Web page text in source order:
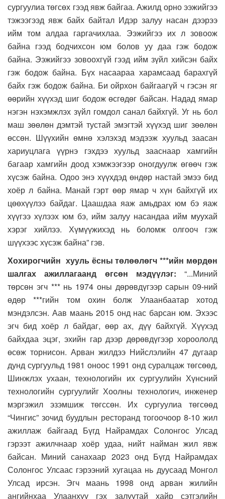
сургуулиа төгсөх гээд явж байгаа. Ажилд орно ээжийгээ
тэжээгээд явж байх байтал Идэр залуу насан дээрээ
ийм том алдаа гаргачихлаа. Ээжийгээ их л зовоож
байна гээд бодчихсон юм болов уу даа гэж бодож
байна. Ээжийгээ зовоохгүй гээд ийм зүйл хийсэн байх
гэж бодож байна. Бүх насаараа харамсаад барахгүй
байх гэж бодож байна. Би ойрхон байгаагүй ч гэсэн яг
өөрийн хүүхэд шиг бодож өсгөдөг байсан. Надад ямар
нэгэн нэхэмжлэх зүйл гомдол санал байхгүй. Уг нь бол
маш зөөлөн дэмтэй тустай эмэгтэй хүүхэд шиг зөөлөн
өссөн. Шүүхийн өмнө хэлэхэд мэдээж хуульд заасан
хариуцлага үүрнэ гэхдээ хуульд зааснаар хамгийн
багаар хамгийн доод хэмжээгээр оногдуулж өгөөч гэж
хүсэж байна. Одоо энэ хүүхдэд өндөр настай эмээ бид
хоёр л байна. Манай гэрт өөр ямар ч хүн байхгүй их
цөөхүүлээ байдаг. Цаашдаа яаж амьдрах юм бэ яаж
хүүгээ хүлээх юм бэ, ийм залуу насандаа ийм муухай
хэрэг хийлээ. Хүмүүжихэд нь боломж олгооч гэж
шүүхээс хүсэж байна” гэв.
Хохирогчийн хууль ёсны төлөөлөгч ***ийн мөрдөн
шалгах ажиллагаанд өгсөн мэдүүлэг: “...Миний
төрсөн эгч *** нь 1974 оны дөрөвдүгээр сарын 09-ний
өдөр ***гийн том охин болж Улаанбаатар хотод
мэндэлсэн. Аав маань 2015 онд нас барсан юм. Эхээс
эгч бид хоёр л байдаг, өөр ах, дүү байхгүй. Хүүхэд
байхдаа эцэг, эхийн гар дээр дөрөвдүгээр хороололд
өсөж торнисон. Арван жилдээ Нийслэлийн 47 дугаар
дунд сургуульд 1981 оноос 1991 онд суралцаж төгсөөд,
Шинжлэх ухаан, технологийн их сургуулийн Хүнсний
технологийн сургуулийг Хоолны технологич, инженер
мэргэжил эзэмшиж төгссөн. Их сургуулиа төгсөөд
“Чингис” зочид буудлын ресторанд тогоочоор 8-10 жил
ажиллаж байгаад Бүгд Найрамдах Солонгос Улсад
гэрээт ажилчнаар хоёр удаа, нийт найман жил явж
байсан. Миний санахаар 2023 онд Бүгд Найрамдах
Солонгос Улсаас гэрээний хугацаа нь дуусаад Монгол
Улсад ирсэн. Эгч маань 1998 онд арван жилийн
ангийнхаа Улаанхүү гэх залуутай хайр сэтгэлийн